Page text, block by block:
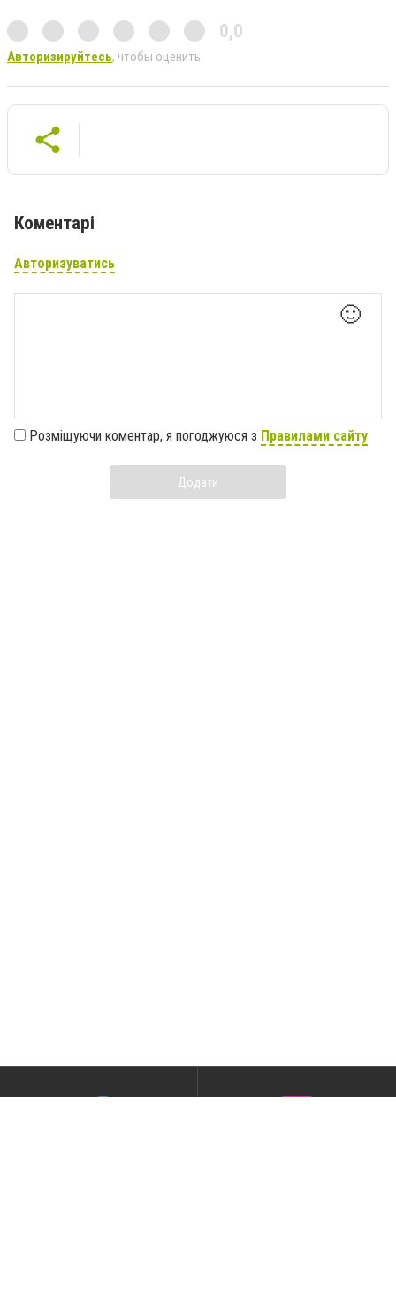
0,0
Авторизируйтесь, чтобы оценить
Коментарі
Авторизуватись
🙂
Розміщуючи коментар, я погоджуюся з Правилами сайту
Додати